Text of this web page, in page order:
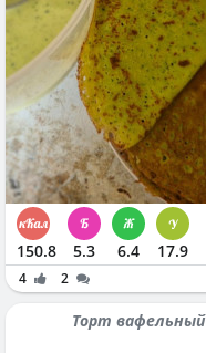
150.8 5.3 6.4 17.9
4 2
Торт вафельный